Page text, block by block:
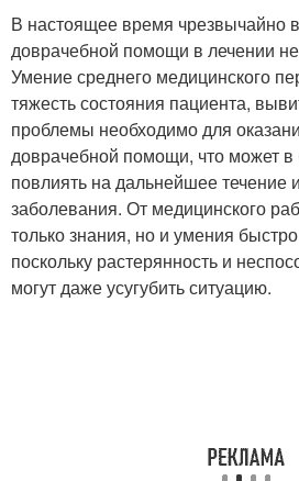
В настоящее время чрезвычайно
доврачебной помощи в лечении
Умение среднего медицинского
тяжесть состояния пациента,
проблемы необходимо для
доврачебной помощи, что может
повлиять на дальнейшее течение
заболевания. От медицинского
только знания, но и умения
поскольку растерянность и
могут даже усугубить ситуацию.